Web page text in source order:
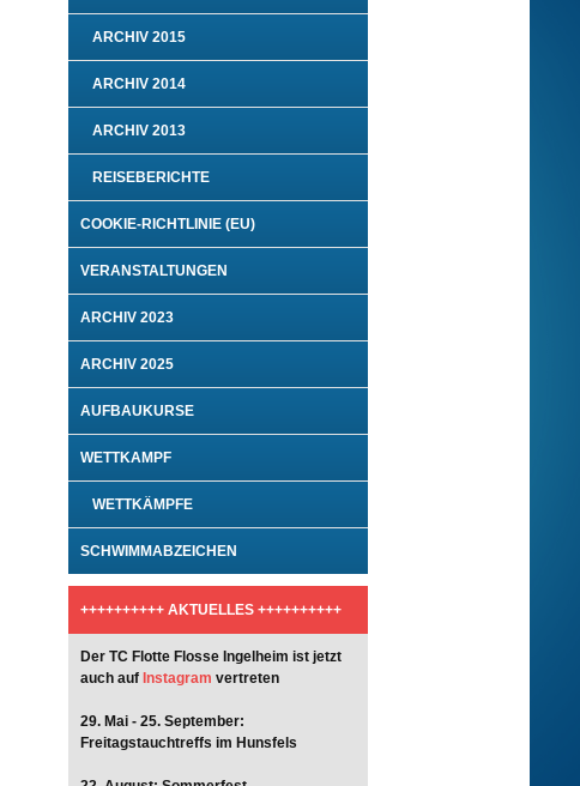
ARCHIV 2015
ARCHIV 2014
ARCHIV 2013
REISEBERICHTE
COOKIE-RICHTLINIE (EU)
VERANSTALTUNGEN
ARCHIV 2023
ARCHIV 2025
AUFBAUKURSE
WETTKAMPF
WETTKÄMPFE
SCHWIMMABZEICHEN
++++++++++ AKTUELLES ++++++++++
Der TC Flotte Flosse Ingelheim ist jetzt
auch auf Instagram vertreten
29. Mai - 25. September:
Freitagstauchtreffs im Hunsfels